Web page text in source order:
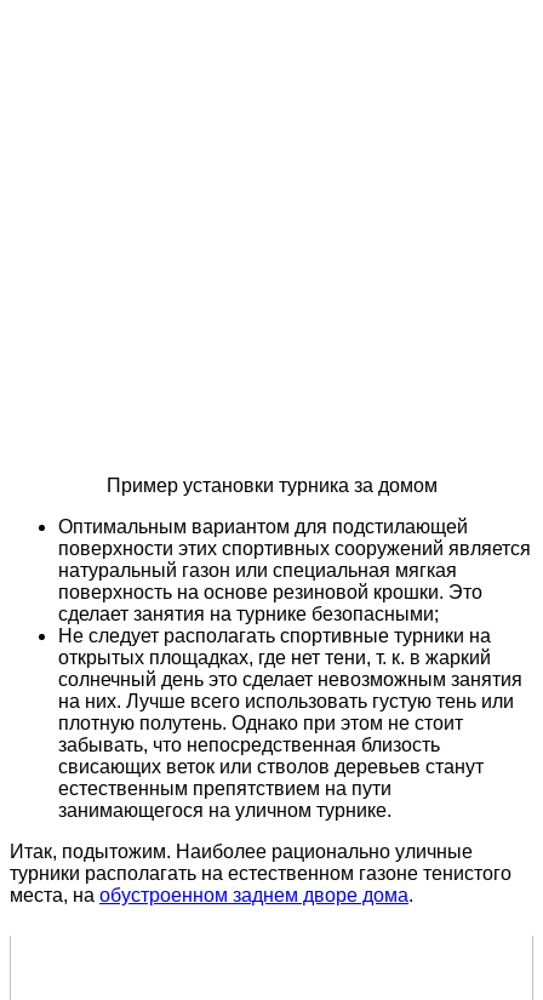
Пример установки турника за домом
Оптимальным вариантом для подстилающей
поверхности этих спортивных сооружений является
натуральный газон или специальная мягкая
поверхность на основе резиновой крошки. Это
сделает занятия на турнике безопасными;
Не следует располагать спортивные турники на
открытых площадках, где нет тени, т. к. в жаркий
солнечный день это сделает невозможным занятия
на них. Лучше всего использовать густую тень или
плотную полутень. Однако при этом не стоит
забывать, что непосредственная близость
свисающих веток или стволов деревьев станут
естественным препятствием на пути
занимающегося на уличном турнике.
Итак, подытожим. Наиболее рационально уличные
турники располагать на естественном газоне тенистого
места, на обустроенном заднем дворе дома.